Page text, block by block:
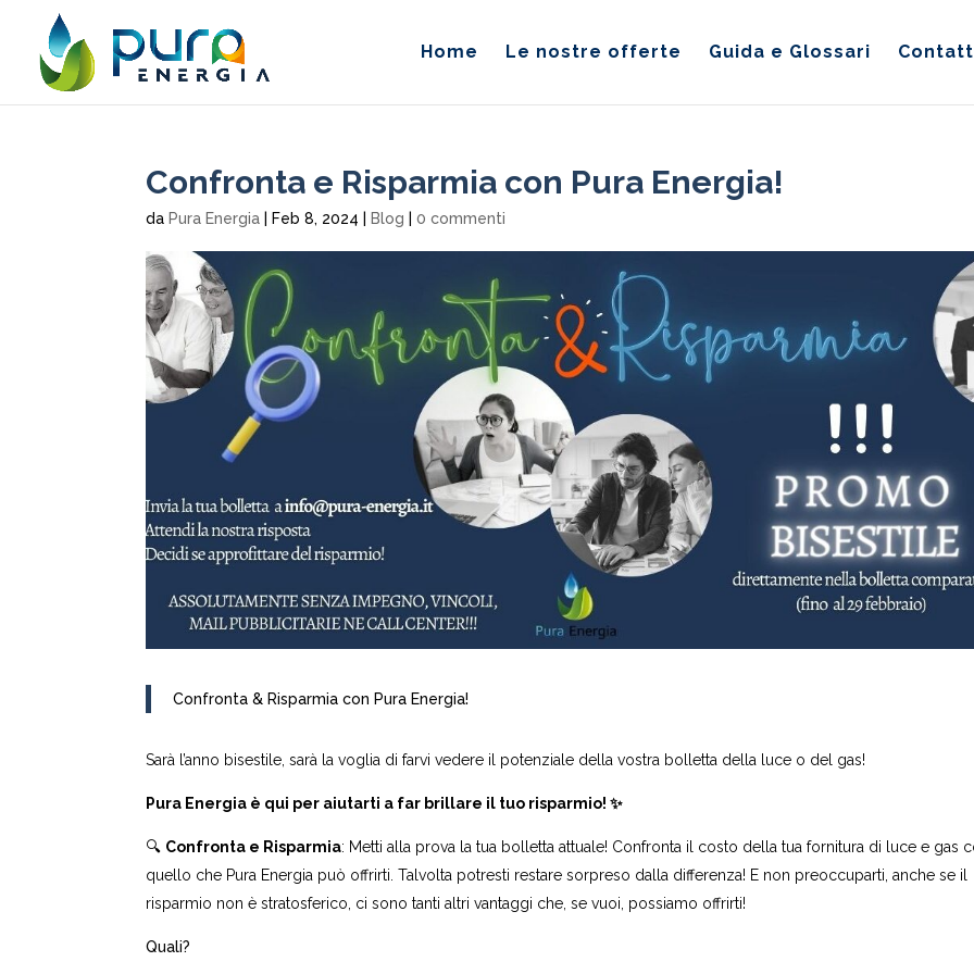
Home Le nostre offerte Guida e Glossari
Confronta e Risparmia con Pura Energia!
da Pura Energia Feb 8, 2024 Blog |0 commenti
Confronta & Risparmia con Pura Energia!
Sarà l’anno bisestile, sarà la voglia di farvi vedere il potenziale della vostra bolletta della luce o del gas!
Pura Energia è qui per aiutarti a far brillare il tuo risparmio! ✨
🔍 Confronta e Risparmia: Metti alla prova la tua bolletta attuale! Confronta il costo della tua fornitura di luce e gas
quello che Pura Energia può offrirti. Talvolta potresti restare sorpreso dalla differenza! E non preoccuparti, anche se il
risparmio non è stratosferico, ci sono tanti altri vantaggi che, se vuoi, possiamo offrirti!
Quali?